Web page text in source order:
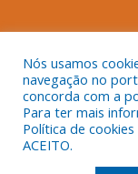
Mapa do Site
Nós usamos
navegação no
concorda com a
Para ter mais
Política de cookies
ACEITO.